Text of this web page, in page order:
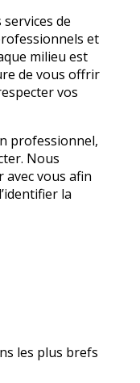
de
et
milieu est
de vous offrir
vos
professionnel,
Nous
avec vous afin
la
les plus brefs